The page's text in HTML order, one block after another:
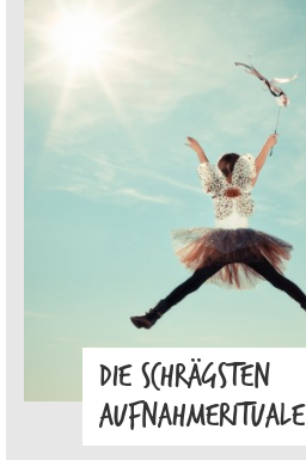
DIE SCHRÄGSTEN
AUFNAHMERITUALE